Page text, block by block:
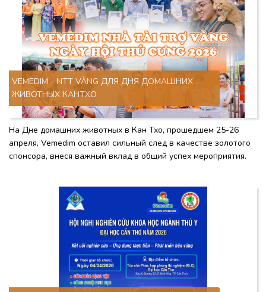
VEMEDIM - NTT VÀNG ДЛЯ ДНЯ ДОМАШНИХ
ЖИВОТНЫХ КАНТХО
На Дне домашних животных в Кан Тхо, прошедшем 25-26
апреля, Vemedim оставил сильный след в качестве золотого
спонсора, внеся важный вклад в общий успех мероприятия.